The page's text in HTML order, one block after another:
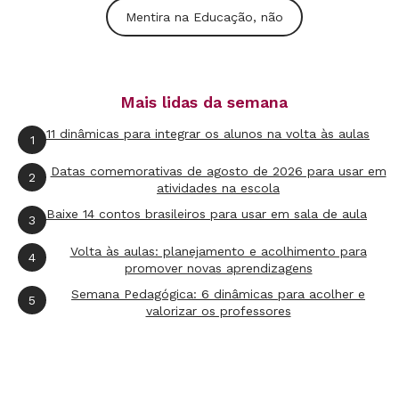
as escolas particulares para entender a razão
pensar na qualidade da escola privada tendo
como referência colégios de alta excelência.
Entretanto, a maioria das escolas particulares
agrega em aprendizagem ao aluno o mesmo
que a escola pública, o que muda é que o aluno
que vai para a particular já está em um
ambiente mais favorável que lhe dá mais
oportunidades de aprendizagem fora da escola”,
afirma.
Mentira na Educação, não
Mais lidas da semana
1 11 dinâmicas para integrar os alunos na volta às aulas
2
Datas comemorativas de agosto de 2026 para usar em
atividades na escola
3 Baixe 14 contos brasileiros para usar em sala de aula
4
Volta às aulas: planejamento e acolhimento para
promover novas aprendizagens
5
Semana Pedagógica: 6 dinâmicas para acolher e
valorizar os professores